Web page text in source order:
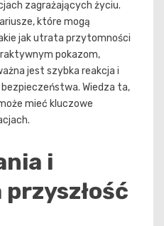
zagrażających życiu.
które mogą
jak utrata przytomności
pokazom,
jest szybka reakcja i
Wiedza ta,
mieć kluczowe
i